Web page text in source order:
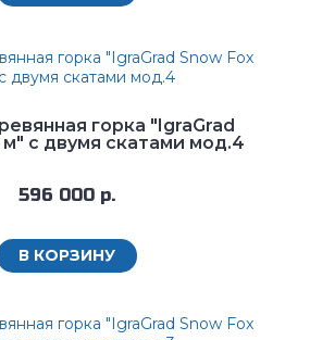
горка "IgraGrad
м" с двумя скатами мод.4
596 000 р.
В КОРЗИНУ